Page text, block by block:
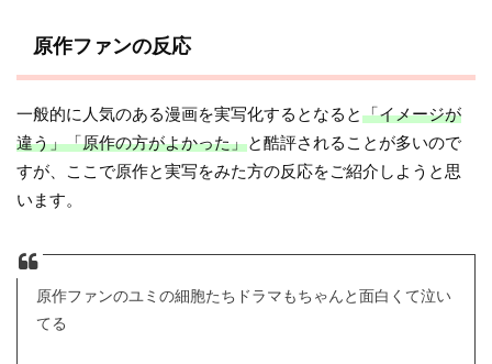
原作ファンの反応
一般的に人気のある漫画を実写化するとなると「イメージが
違う」「原作の方がよかった」と酷評されることが多いので
すが、ここで原作と実写をみた方の反応をご紹介しようと思
います。
原作ファンのユミの細胞たちドラマもちゃんと面白くて泣い
てる